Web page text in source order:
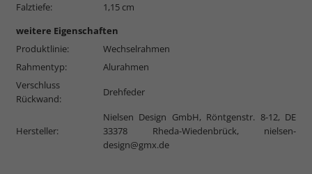
Falztiefe:
1,15 cm
weitere Eigenschaften
Produktlinie:
Wechselrahmen
Rahmentyp:
Alurahmen
Verschluss
Rückwand:
Drehfeder
Hersteller:
Nielsen Design GmbH, Röntgenstr. 8-12, DE
33378 Rheda-Wiedenbrück, nielsen-
design@gmx.de